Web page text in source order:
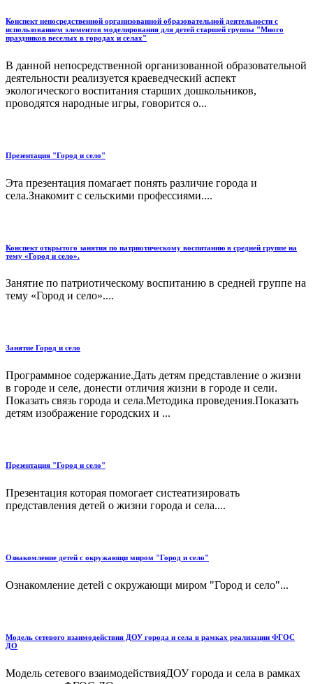
Конспект непосредственной организованной образовательной деятельности с
использованием элементов моделирования для детей старшей группы "Много
праздников веселых в городах и селах"
В данной непосредственной организованной образовательной
деятельности реализуется краеведческий аспект
экологического воспитания старших дошкольников,
проводятся народные игры, говорится о...
Презентация "Город и село"
Эта презентация помагает понять различие города и
села.Знакомит с сельскими профессиями....
Конспект открытого занятия по патриотическому воспитанию в средней группе на
тему «Город и село».
Занятие по патриотическому воспитанию в средней группе на
тему «Город и село»....
Занятие Город и село
Программное содержание.Дать детям представление о жизни
в городе и селе, донести отличия жизни в городе и сели.
Показать связь города и села.Методика проведения.Показать
детям изображение городских и ...
Презентация "Город и село"
Презентация которая помогает систеатизировать
представления детей о жизни города и села....
Ознакомление детей с окружающи миром "Город и село"
Ознакомление детей с окружающи миром "Город и село"...
Модель сетевого взаимодействия ДОУ города и села в рамках реализации ФГОС
ДО
Модель сетевого взаимодействияДОУ города и села в рамках